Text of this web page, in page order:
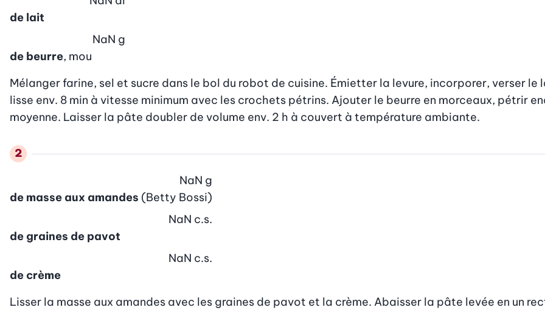
de lait
de beurre, mou
NaN g
Mélanger farine, sel et sucre dans le bol du robot de cuisine. Émietter la levure, incorporer, verser
lisse env. 8 min à vitesse minimum avec les crochets pétrins. Ajouter le beurre en morceaux, pétrir
moyenne. Laisser la pâte doubler de volume env. 2 h à couvert à température ambiante.
de masse aux amandes (Betty Bossi)
NaN g
de graines de pavot
NaN c.s.
de crème
NaN c.s.
Lisser la masse aux amandes avec les graines de pavot et la crème. Abaisser la pâte levée en un